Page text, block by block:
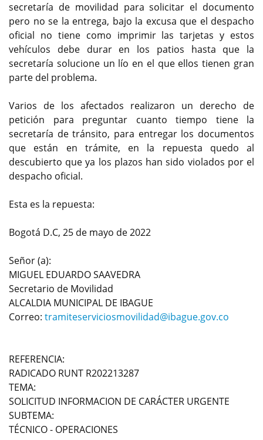
secretaría de movilidad para solicitar el documento
pero no se la entrega, bajo la excusa que el despacho
oficial no tiene como imprimir las tarjetas y estos
vehículos debe durar en los patios hasta que la
secretaría solucione un lío en el que ellos tienen gran
parte del problema.
Varios de los afectados realizaron un derecho de
petición para preguntar cuanto tiempo tiene la
secretaría de tránsito, para entregar los documentos
que están en trámite, en la repuesta quedo al
descubierto que ya los plazos han sido violados por el
despacho oficial.
Esta es la repuesta:
Bogotá D.C, 25 de mayo de 2022
Señor (a):
MIGUEL EDUARDO SAAVEDRA
Secretario de Movilidad
ALCALDIA MUNICIPAL DE IBAGUE
Correo: tramiteserviciosmovilidad@ibague.gov.co
REFERENCIA:
RADICADO RUNT R202213287
TEMA:
SOLICITUD INFORMACION DE CARÁCTER URGENTE
SUBTEMA:
TÉCNICO - OPERACIONES